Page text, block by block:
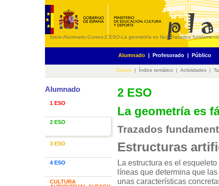
Inicio-Alumnado-Cursos-2 ESO-La geometría es fácil-Trazados
Alumnado | Profesorado | Público
Cursos | Índice temático | Actividades |
Alumnado
1 ESO
2 ESO
3 ESO
4 ESO
CULTURA
2 ESO
La geometría es
Trazados
Estructuras
La estructura es el
líneas que determina que
unas características